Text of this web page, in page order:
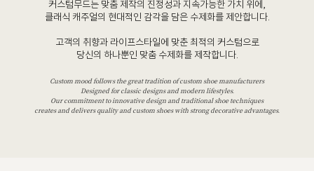
커스텀무드는 맞춤 제작의 진정성과 지속가능한 가치 위에,
클래식 캐주얼의 현대적인 감각을 담은 수제화를 제안합니다.
고객의 취향과 라이프스타일에 맞춘 최적의 커스텀으로
당신의 하나뿐인 맞춤 수제화를 제작합니다.
Custom mood follows the great tradition of custom shoe manufacturers
Designed for classic designs and modern lifestyles.
Our commitment to innovative design and traditional shoe techniques
creates and delivers quality and custom shoes with strong decorative advantages.